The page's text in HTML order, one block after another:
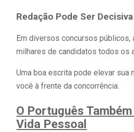
Redação Pode Ser Decisiva
Em diversos concursos públicos,
milhares de candidatos todos os
Uma boa escrita pode elevar sua
você à frente da concorrência.
O Português
Vida Pessoal